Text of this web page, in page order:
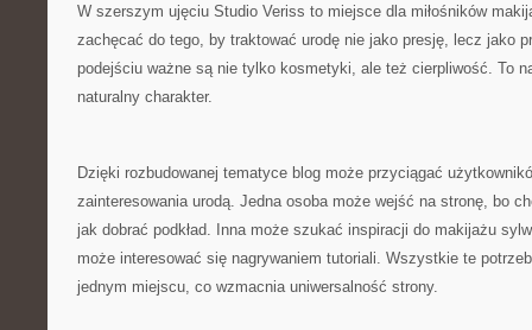
W szerszym ujęciu Studio Veriss to miejsce dla miłośników
zachęcać do tego, by traktować urodę nie jako presję, lecz jako
podejściu ważne są nie tylko kosmetyki, ale też cierpliwość. To
naturalny charakter.
Dzięki rozbudowanej tematyce blog może przyciągać
zainteresowania urodą. Jedna osoba może wejść na stronę, bo
jak dobrać podkład. Inna może szukać inspiracji do makijażu
może interesować się nagrywaniem tutoriali. Wszystkie te
jednym miejscu, co wzmacnia uniwersalność strony.